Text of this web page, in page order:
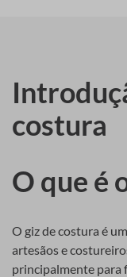
costura
O que é
O giz de costura é
artesãos e
principalmente para